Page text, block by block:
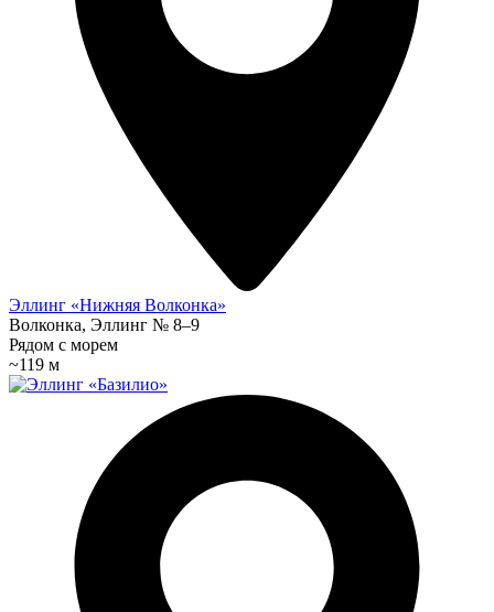
Эллинг «Нижняя Волконка»
Волконка, Эллинг № 8–9
Рядом с морем
~119 м